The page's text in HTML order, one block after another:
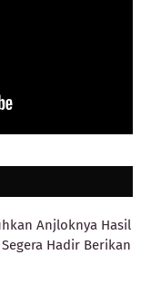
Anjloknya Hasil
Hadir Berikan